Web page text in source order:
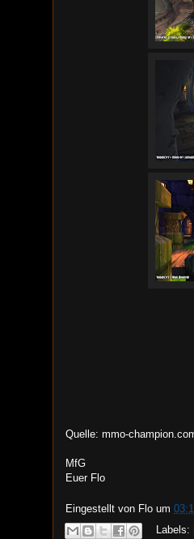
Quelle: mmo-
MfG
Euer Flo
Eingestellt von Flo um
Labels: